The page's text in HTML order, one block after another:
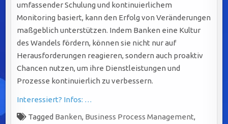
umfassender Schulung und kontinuierlichem
Monitoring basiert, kann den Erfolg von Veränderungen
maßgeblich unterstützen. Indem Banken eine Kultur
des Wandels fördern, können sie nicht nur auf
Herausforderungen reagieren, sondern auch proaktiv
Chancen nutzen, um ihre Dienstleistungen und
Prozesse kontinuierlich zu verbessern.
Interessiert? Infos: …
Tagged Banken, Business Process Management,